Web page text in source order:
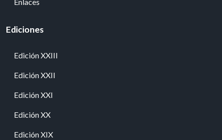
Ediciones
Edición XXIII
Edición XXII
Edición XXI
Edición XX
Edición XIX